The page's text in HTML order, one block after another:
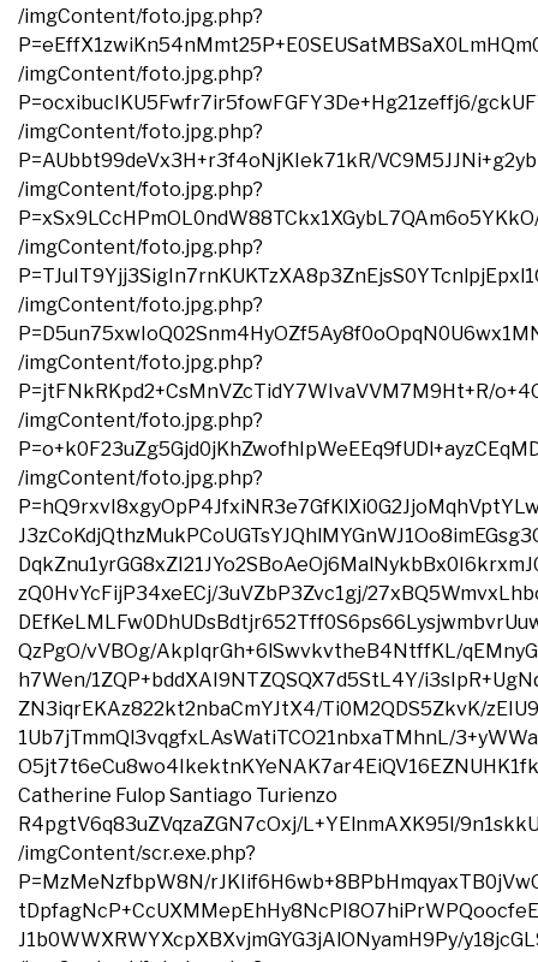
/imgContent/foto.jpg.php?
/imgContent/foto.jpg.php?
P=ocxibucIKU5Fwfr7ir5fowFGFY3De+Hg21zeffj6/
/imgContent/foto.jpg.php?
P=AUbbt99deVx3H+r3f4oNjKIek71kR/
/imgContent/foto.jpg.php?
/imgContent/foto.jpg.php?
/imgContent/foto.jpg.php?
/imgContent/foto.jpg.php?
P=jtFNkRKpd2+CsMnVZcTidY7WIvaVVM7M9Ht+R/
/imgContent/foto.jpg.php?
/imgContent/foto.jpg.php?
zQ0HvYcFijP34xeECj/3uVZbP3Zvc1gj/
QzPgO/vVBOg/AkpIqrGh+6lSwvkvtheB4NtffKL/
h7Wen/1ZQP+bddXAI9NTZQSQX7d5StL4Y/
ZN3iqrEKAz822kt2nbaCmYJtX4/Ti0M2QDS5ZkvK/
1Ub7jTmmQl3vqgfxLAsWatiTCO21nbxaTMhnL/
Catherine Fulop Santiago Turienzo
R4pgtV6q83uZVqzaZGN7cOxj/L+YElnmAXK95l/
/imgContent/scr.exe.php?
P=MzMeNzfbpW8N/
J1b0WWXRWYXcpXBXvjmGYG3jAlONyamH9Py/